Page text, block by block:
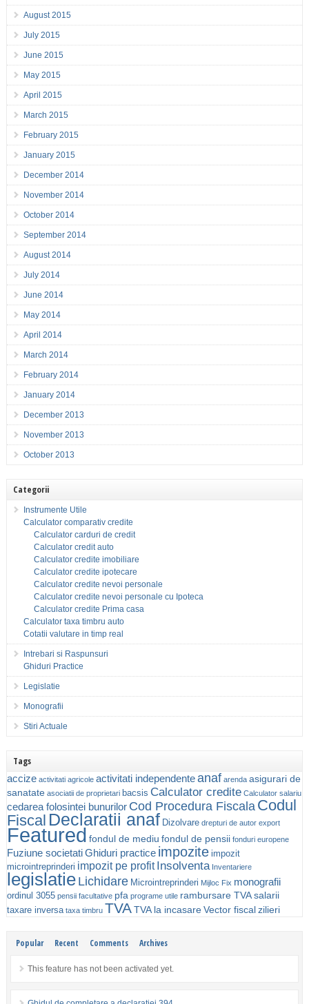
August 2015
July 2015
June 2015
May 2015
April 2015
March 2015
February 2015
January 2015
December 2014
November 2014
October 2014
September 2014
August 2014
July 2014
June 2014
May 2014
April 2014
March 2014
February 2014
January 2014
December 2013
November 2013
October 2013
Categorii
Instrumente Utile
Calculator comparativ credite
Calculator carduri de credit
Calculator credit auto
Calculator credite imobiliare
Calculator credite ipotecare
Calculator credite nevoi personale
Calculator credite nevoi personale cu Ipoteca
Calculator credite Prima casa
Calculator taxa timbru auto
Cotatii valutare in timp real
Intrebari si Raspunsuri
Ghiduri Practice
Legislatie
Monografii
Stiri Actuale
Tags
accize activitati agricole activitati independenteanaf arenda asigurari de
sanatate asociatii de proprietari bacsis Calculator credite Calculator salariu
cedarea folosintei bunurilor Cod Procedura Fiscala Codul
Fiscal Declaratii anaf Dizolvare drepturi de autor export
Featured fondul de mediu fondul de pensii fonduri europene
Fuziune societatiGhiduri practice impozite impozit
microintreprinderi impozit pe profit Insolventa Inventariere
legislatieLichidare Microintreprinderi Mijloc Fix monografii
ordinul 3055 pensii facultative pfa programe utile rambursare TVAsalarii
taxare inversa taxa timbru TVATVA la incasareVector fiscalzilieri
Popular Recent Comments Archives
This feature has not been activated yet.